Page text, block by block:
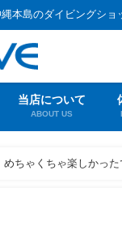
本島のダイビングショ
当店について
ABOUT US
めちゃくちゃ楽しかった